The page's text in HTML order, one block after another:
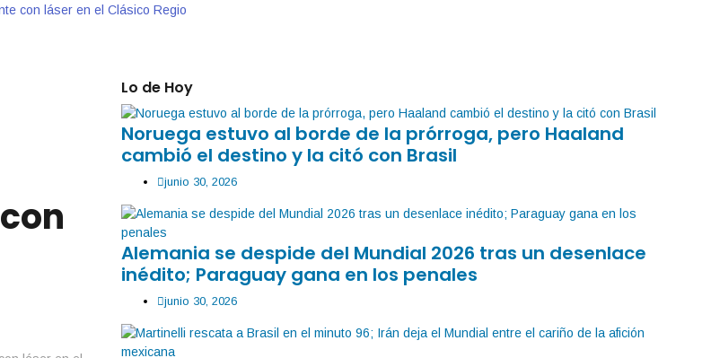
con láser en el Clásico Regio
Lo de Hoy
Noruega estuvo al borde de la prórroga, pero Haaland
cambió el destino y la citó con Brasil
junio 30, 2026
Alemania se despide del Mundial 2026 tras un desenlace
inédito; Paraguay gana en los penales
junio 30, 2026